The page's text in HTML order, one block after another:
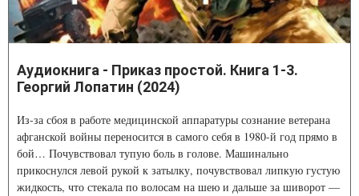
Аудиокнига - Приказ простой. Книга 1-3.
Георгий Лопатин (2024)
Из-за сбоя в работе медицинской аппаратуры сознание ветерана
афганской войны переносится в самого себя в 1980-й год прямо в
бой… Почувствовал тупую боль в голове. Машинально
прикоснулся левой рукой к затылку, почувствовал липкую густую
жидкость, что стекала по волосам на шею и дальше за шиворот —